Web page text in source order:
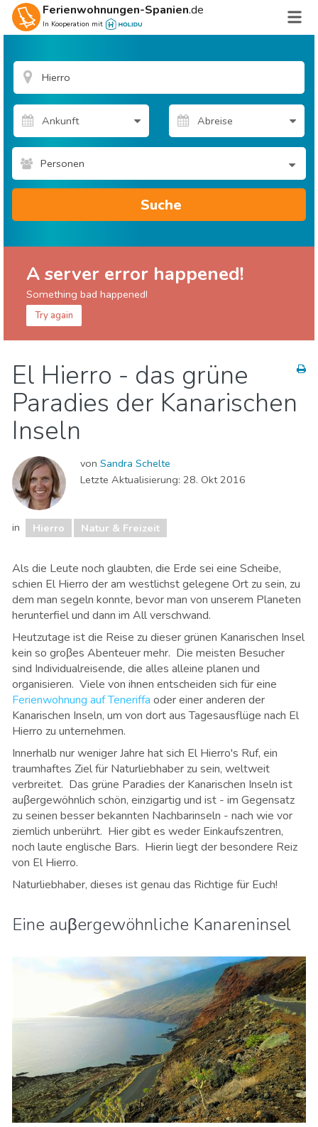
Ferienwohnungen-Spanien.de
In Kooperation mit
Personen
Suche
A server error happened!
Something bad happened!
Try again
Natur & Freizeit
El Hierro - das grüne
Paradies der Kanarischen
Inseln
von Sandra Schelte
Letzte Aktualisierung: 28. Okt 2016
in Hierro Natur & Freizeit
Als die Leute noch glaubten, die Erde sei eine Scheibe,
schien El Hierro der am westlichst gelegene Ort zu sein, zu
dem man segeln konnte, bevor man von unserem Planeten
herunterfiel und dann im All verschwand.
Heutzutage ist die Reise zu dieser grünen Kanarischen Insel
kein so groβes Abenteuer mehr. Die meisten Besucher
sind Individualreisende, die alles alleine planen und
organisieren. Viele von ihnen entscheiden sich für eine
Ferienwohnung auf Teneriffa oder einer anderen der
Kanarischen Inseln, um von dort aus Tagesausflüge nach El
Hierro zu unternehmen.
Innerhalb nur weniger Jahre hat sich El Hierro's Ruf, ein
traumhaftes Ziel für Naturliebhaber zu sein, weltweit
verbreitet. Das grüne Paradies der Kanarischen Inseln ist
auβergewöhnlich schön, einzigartig und ist - im Gegensatz
zu seinen besser bekannten Nachbarinseln - nach wie vor
ziemlich unberührt. Hier gibt es weder Einkaufszentren,
noch laute englische Bars. Hierin liegt der besondere Reiz
von El Hierro.
Naturliebhaber, dieses ist genau das Richtige für Euch!
Eine auβergewöhnliche Kanareninsel